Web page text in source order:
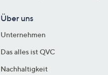
Über uns
Unternehmen
Das alles ist QVC
Nachhaltigkeit